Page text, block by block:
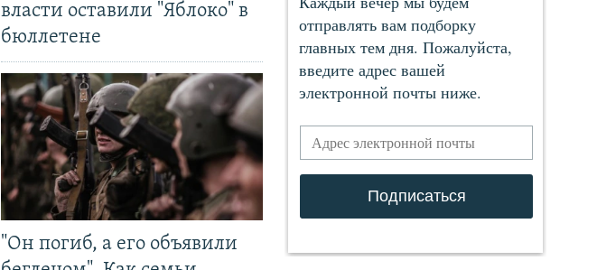
власти оставили "Яблоко" в
бюллетене
"Он погиб, а его объявили